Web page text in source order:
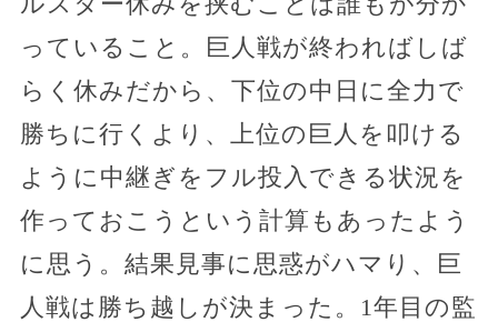
っていること。巨人戦が終わればしば
らく休みだから、下位の中日に全力で
勝ちに行くより、上位の巨人を叩ける
ように中継ぎをフル投入できる状況を
作っておこうという計算もあったよう
に思う。結果見事に思惑がハマり、巨
人戦は勝ち越しが決まった。1年目の監